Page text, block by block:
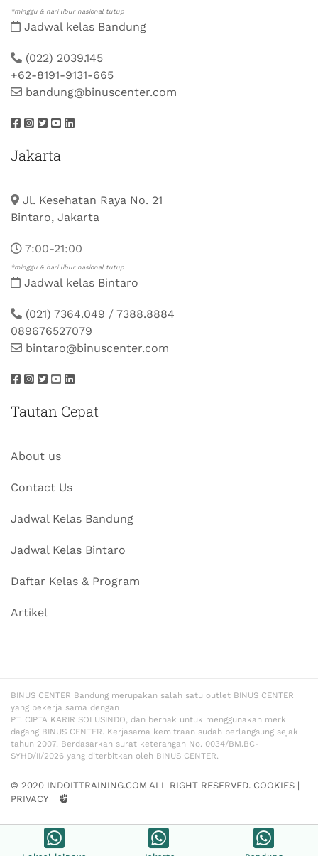
*minggu & hari libur nasional tutup
Jadwal kelas Bandung
(022) 2039.145
+62-8191-9131-665
bandung@binuscenter.com
Jakarta
Jl. Kesehatan Raya No. 21
Bintaro, Jakarta
7:00-21:00
*minggu & hari libur nasional tutup
Jadwal kelas Bintaro
(021) 7364.049 / 7388.8884
089676527079
bintaro@binuscenter.com
Tautan Cepat
About us
Contact Us
Jadwal Kelas Bandung
Jadwal Kelas Bintaro
Daftar Kelas & Program
Artikel
BINUS CENTER Bandung merupakan salah satu outlet BINUS CENTER
yang bekerja sama dengan
PT. CIPTA KARIR SOLUSINDO, dan berhak untuk menggunakan merk
dagang BINUS CENTER. Kerjasama kemitraan sudah berlangsung sejak
tahun 2007. Berdasarkan surat keterangan No. 0034/BM.BC-
SYHD/II/2026 yang diterbitkan oleh BINUS CENTER.
© 2020 INDOITTRAINING.COM ALL RIGHT RESERVED. COOKIES |
PRIVACY